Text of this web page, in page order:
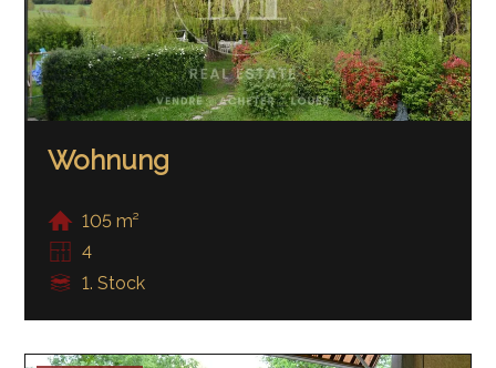
Wohnung
105 m²
4
1. Stock